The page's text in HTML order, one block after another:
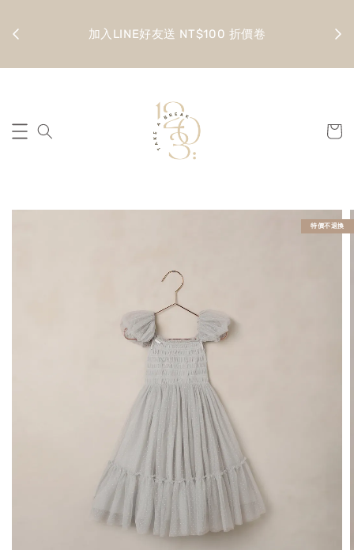
加入LINE好友送 NT$100 折價卷
特價不退換